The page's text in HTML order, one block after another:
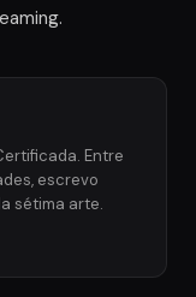
Entre
escrevo
sétima arte.